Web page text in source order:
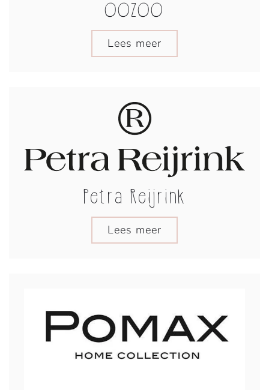
OOZOO
Lees meer
Petra Reijrink
Lees meer